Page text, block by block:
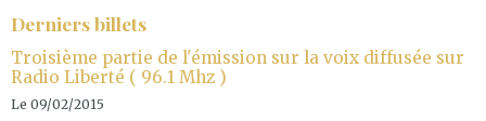
Derniers billets
Troisième partie de l'émission sur la voix diffusée sur
Radio Liberté ( 96.1 Mhz )
Le 09/02/2015